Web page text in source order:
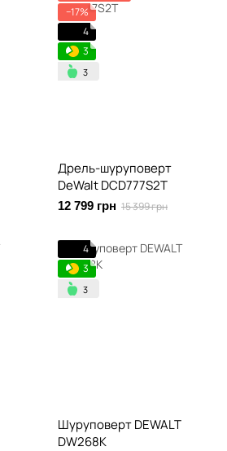
−17%
4
3
Дрель-шуруповерт
DeWalt DCD777S2T
12 799 грн 15 399 грн
4
3
Шуруповерт DEWALT
DW268K